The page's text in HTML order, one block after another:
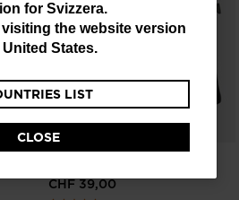
for Svizzera.
the website version
United States.
LIST
CLOSE
JUNIORS' ROOSTER GLOVES
CHF 39,00